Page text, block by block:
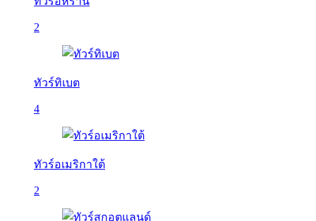
2
ทัวร์ทิเบต
4
ทัวร์อเมริกาใต้
2